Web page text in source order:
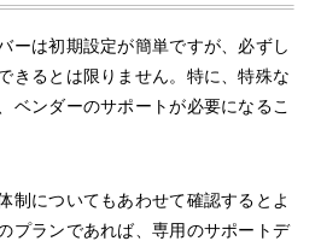
ーは初期設定が簡単ですが、必ずし
きるとは限りません。特に、特殊な
ベンダーのサポートが必要になるこ
制についてもあわせて確認するとよ
プランであれば、専用のサポートデ